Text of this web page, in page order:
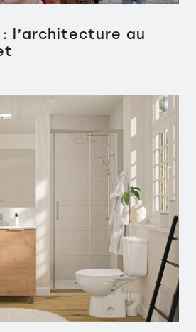
l’architecture au